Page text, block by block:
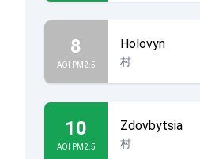
8
AQI PM2.5
Holovyn
村
10
AQI PM2.5
Zdovbytsia
村